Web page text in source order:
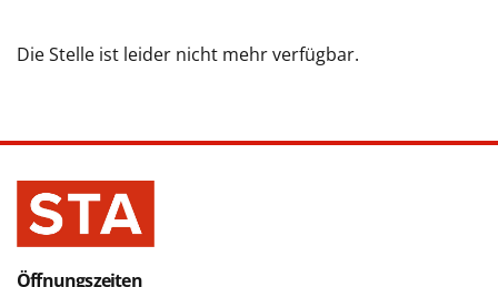
Die Stelle ist leider nicht mehr verfügbar.
Öffnungszeiten